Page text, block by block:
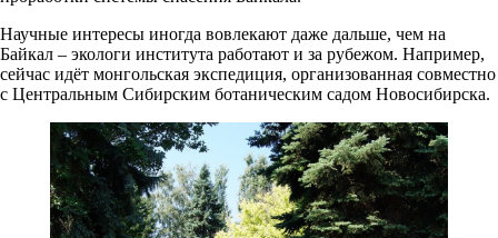
Научные интересы иногда вовлекают даже дальше, чем на
Байкал – экологи института работают и за рубежом. Например,
сейчас идёт монгольская экспедиция, организованная совместно
с Центральным Сибирским ботаническим садом Новосибирска.